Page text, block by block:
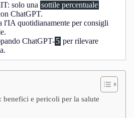
solo una sottile percentuale
ChatGPT.
l'IA quotidianamente per consigli
ChatGPT-5 per rilevare
benefici e pericoli per la salute